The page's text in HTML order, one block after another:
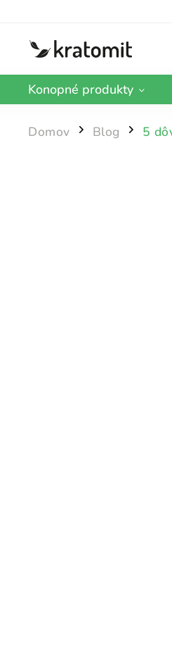
Konopné produkty
Domov / Blog / 5